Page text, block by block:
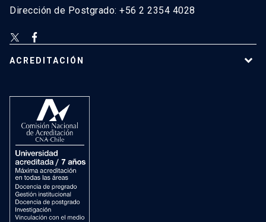
Dirección de Postgrado: +56 2 2354 4028
ACREDITACIÓN